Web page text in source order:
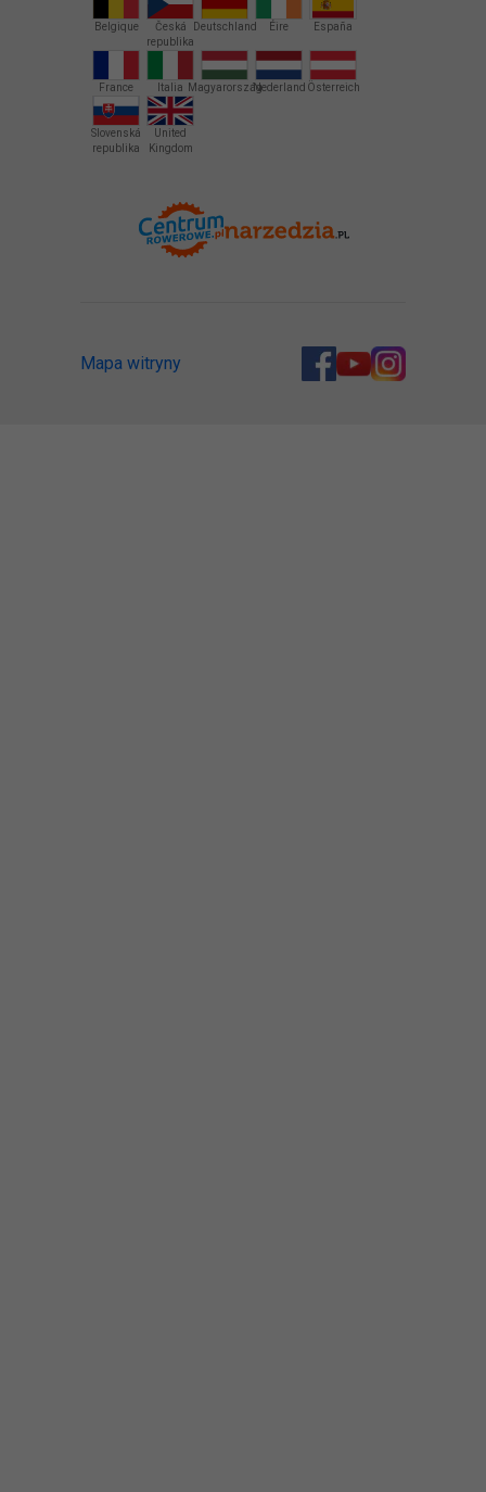
Belgique
Česká
republika
Deutschland Éire España
France Italia MagyarországNederland Österreich
Slovenská
republika
United
Kingdom
Mapa witryny